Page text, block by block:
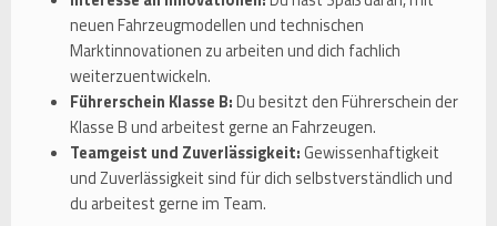
neuen Fahrzeugmodellen und technischen
Marktinnovationen zu arbeiten und dich fachlich
weiterzuentwickeln.
Führerschein Klasse B:Du besitzt den Führerschein der
Klasse B und arbeitest gerne an Fahrzeugen.
Teamgeist und Zuverlässigkeit:Gewissenhaftigkeit
und Zuverlässigkeit sind für dich selbstverständlich und
du arbeitest gerne im Team.